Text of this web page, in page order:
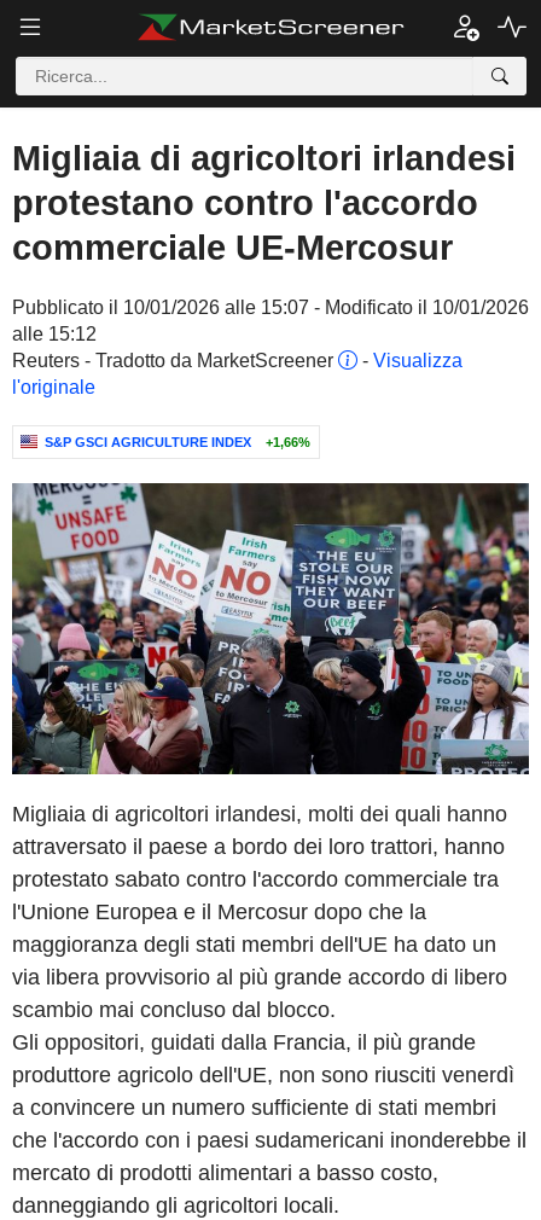
Migliaia di agricoltori irlandesi
protestano contro l'accordo
commerciale UE-Mercosur
Pubblicato il 10/01/2026 alle 15:07 - Modificato il 10/01/2026
alle 15:12
Reuters - Tradotto da MarketScreener
- Visualizza
l'originale
S&P GSCI AGRICULTURE INDEX +1,66%
Migliaia di agricoltori irlandesi, molti dei quali hanno
attraversato il paese a bordo dei loro trattori, hanno
protestato sabato contro l'accordo commerciale tra
l'Unione Europea e il Mercosur dopo che la
maggioranza degli stati membri dell'UE ha dato un
via libera provvisorio al più grande accordo di libero
scambio mai concluso dal blocco.
Gli oppositori, guidati dalla Francia, il più grande
produttore agricolo dell'UE, non sono riusciti venerdì
a convincere un numero sufficiente di stati membri
che l'accordo con i paesi sudamericani inonderebbe il
mercato di prodotti alimentari a basso costo,
danneggiando gli agricoltori locali.